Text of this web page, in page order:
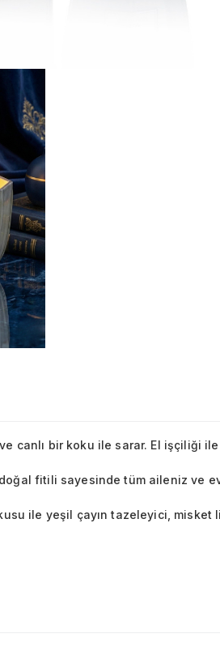
canlı bir koku ile sarar. El işçiliği
fitili sayesinde tüm aileniz ve
ile yeşil çayın tazeleyici,